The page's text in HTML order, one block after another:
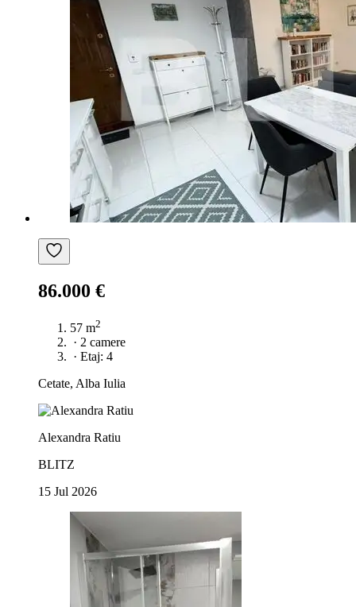
86.000 €
57 m2
· 2 camere
· Etaj: 4
Cetate, Alba Iulia
Alexandra Ratiu
BLITZ
15 Jul 2026